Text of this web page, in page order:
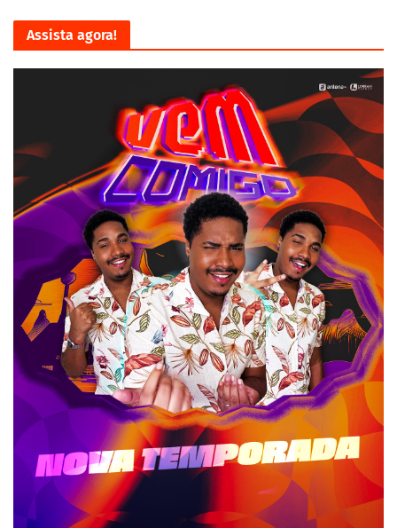
Assista agora!